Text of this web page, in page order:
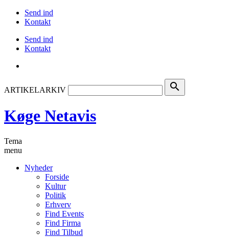
Send ind
Kontakt
Send ind
Kontakt
ARTIKELARKIV search
Køge Netavis
Tema
menu
Nyheder
Forside
Kultur
Politik
Erhverv
Find Events
Find Firma
Find Tilbud